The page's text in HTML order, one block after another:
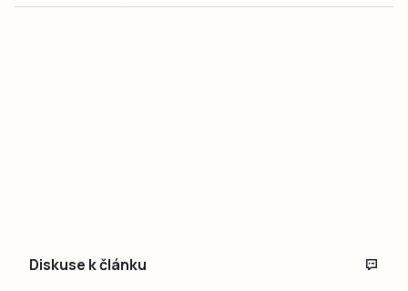
Diskuse k článku